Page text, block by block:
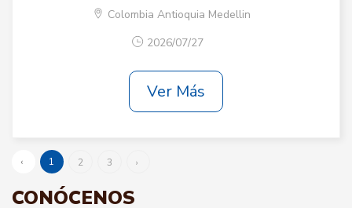
Colombia Antioquia Medellin
2026/07/27
Ver Más
‹ 1 2 3 ›
CONÓCENOS